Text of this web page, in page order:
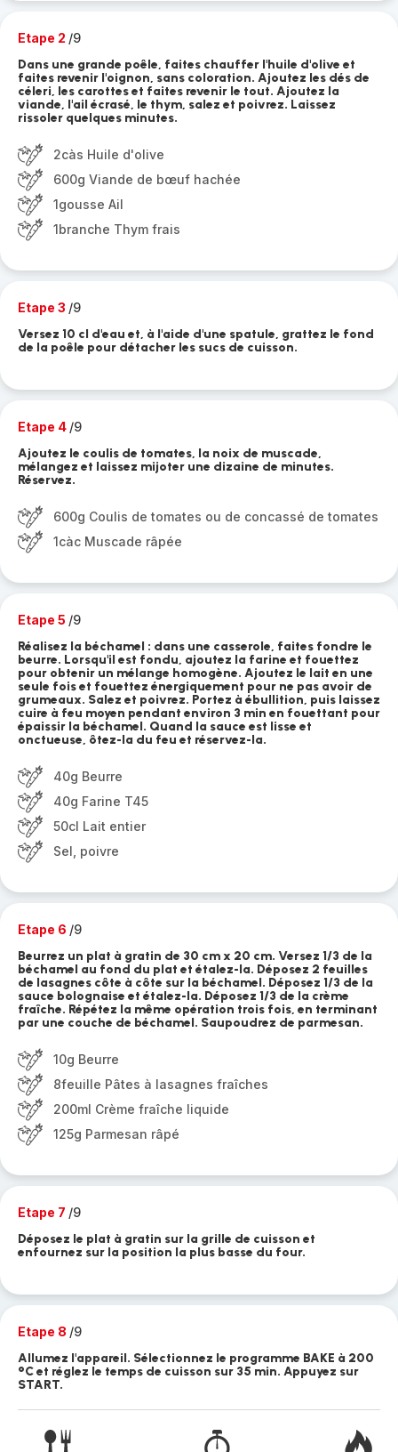
Etape 2 /9
Dans une grande poêle, faites chauffer l'huile d'olive et
faites revenir l'oignon, sans coloration. Ajoutez les dés de
céleri, les carottes et faites revenir le tout. Ajoutez la
viande, l'ail écrasé, le thym, salez et poivrez. Laissez
rissoler quelques minutes.
2càs Huile d'olive
600g Viande de bœuf hachée
1gousse Ail
1branche Thym frais
Etape 3 /9
Versez 10 cl d'eau et, à l'aide d'une spatule, grattez le fond
de la poêle pour détacher les sucs de cuisson.
Etape 4 /9
Ajoutez le coulis de tomates, la noix de muscade,
mélangez et laissez mijoter une dizaine de minutes.
Réservez.
600g Coulis de tomates ou de concassé de tomates
1càc Muscade râpée
Etape 5 /9
Réalisez la béchamel : dans une casserole, faites fondre le
beurre. Lorsqu'il est fondu, ajoutez la farine et fouettez
pour obtenir un mélange homogène. Ajoutez le lait en une
seule fois et fouettez énergiquement pour ne pas avoir de
grumeaux. Salez et poivrez. Portez à ébullition, puis laissez
cuire à feu moyen pendant environ 3 min en fouettant pour
épaissir la béchamel. Quand la sauce est lisse et
onctueuse, ôtez-la du feu et réservez-la.
40g Beurre
40g Farine T45
50cl Lait entier
Sel, poivre
Etape 6 /9
Beurrez un plat à gratin de 30 cm x 20 cm. Versez 1/3 de la
béchamel au fond du plat et étalez-la. Déposez 2 feuilles
de lasagnes côte à côte sur la béchamel. Déposez 1/3 de la
sauce bolognaise et étalez-la. Déposez 1/3 de la crème
fraîche. Répétez la même opération trois fois, en terminant
par une couche de béchamel. Saupoudrez de parmesan.
10g Beurre
8feuille Pâtes à lasagnes fraîches
200ml Crème fraîche liquide
125g Parmesan râpé
Etape 7 /9
Déposez le plat à gratin sur la grille de cuisson et
enfournez sur la position la plus basse du four.
Etape 8 /9
Allumez l'appareil. Sélectionnez le programme BAKE à 200
°C et réglez le temps de cuisson sur 35 min. Appuyez sur
START.